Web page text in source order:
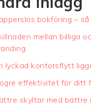
bokföring –
mellan billiga
lyckad kontorsflytt
effektivitet för ditt
skyltar med bättre